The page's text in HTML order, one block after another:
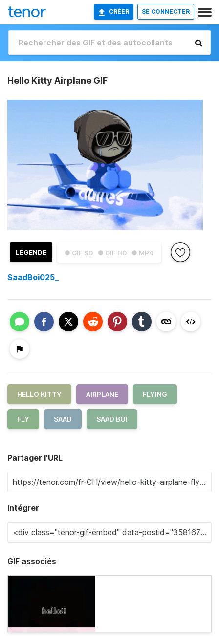
CRÉER SE CONNECTER
Hello Kitty Airplane GIF
● GIF SD ● GIF HD ● MP4
LÉGENDE
SaadBoi025_
HELLO KITTY AIRPLANE FLYING
FLY SAAD SAAD BOI
Partager l'URL
Intégrer
GIF associés